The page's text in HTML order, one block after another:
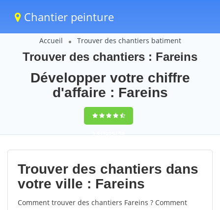
Chantier peinture
Accueil Trouver des chantiers batiment
Trouver des chantiers : Fareins
Développer votre chiffre
d'affaire : Fareins
9,5(100%)58
votes
Trouver des chantiers dans
votre ville : Fareins
Comment trouver des chantiers Fareins ? Comment